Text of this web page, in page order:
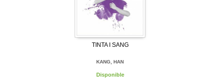
TINTA I SANG
KANG, HAN
Disponible